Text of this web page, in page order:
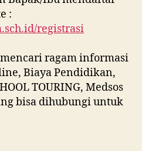
:
registrasi
ragam informasi
Biaya Pendidikan,
TOURING, Medsos
bisa dihubungi untuk